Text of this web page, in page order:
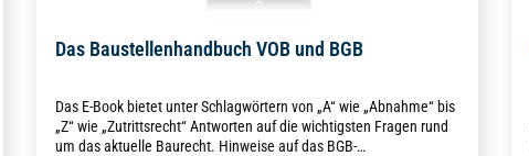
Das Baustellenhandbuch VOB und BGB
Das E-Book bietet unter Schlagwörtern von „A“ wie „Abnahme“ bis
„Z“ wie „Zutrittsrecht“ Antworten auf die wichtigsten Fragen rund
um das aktuelle Baurecht. Hinweise auf das BGB-